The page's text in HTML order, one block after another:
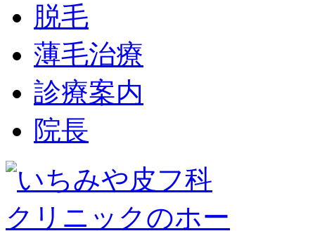
脱毛
薄毛治療
診療案内
院長